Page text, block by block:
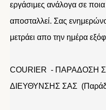
εργάσιμες ανάλογα σε
αποσταλλεί. Σας
μετράει απο την ημέρα
COURIER - ΠΑΡΑΔΟΣΗ
ΔΙΕΥΘΥΝΣΗΣ ΣΑΣ